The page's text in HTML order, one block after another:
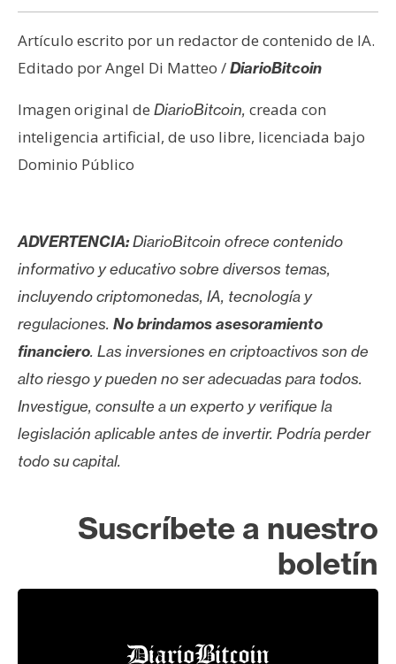
Artículo escrito por un redactor de contenido de IA.
Editado por Angel Di Matteo /DiarioBitcoin
Imagen original de DiarioBitcoin, creada con
inteligencia artificial, de uso libre, licenciada bajo
Dominio Público
ADVERTENCIA:DiarioBitcoin ofrece contenido
informativo y educativo sobre diversos temas,
incluyendo criptomonedas, IA, tecnología y
regulaciones. No brindamos asesoramiento
financiero. Las inversiones en criptoactivos son de
alto riesgo y pueden no ser adecuadas para todos.
Investigue, consulte a un experto y verifique la
legislación aplicable antes de invertir. Podría perder
todo su capital.
Suscríbete a nuestro
boletín